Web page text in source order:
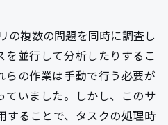
の複数の問題を同時に調査し
を並行して分析したりするこ
らの作業は手動で行う必要が
ていました。しかし、このサ
することで、タスクの処理時